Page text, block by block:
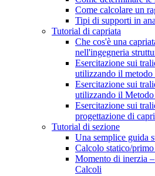
Come calcolare un
Tipi di supporti in
Tutorial di capriata
Che cos'è una
nell'ingegneria
Esercitazione sui
utilizzando il
Esercitazione sui
utilizzando il
Esercitazione sui
progettazione di
Tutorial di sezione
Una semplice guida
Calcolo statico/
Momento di inerzia
Calcoli